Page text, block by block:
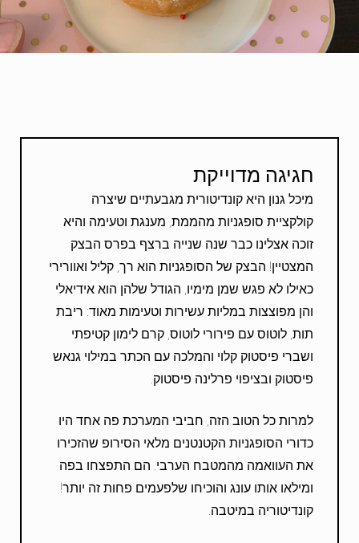
חגיגה מדוייקת
מיכל גנון היא קונדיטורית מגבעתיים שיצרה
קולקציית סופגניות מהממת, מענגת וטעימה והיא
זוכה אצלינו כבר שנה שנייה ברצף בפרס הבצק
המצטיין! הבצק של הסופגניות הוא רך, קליל ואוורירי
כאילו לא פגש שמן מימיו, הגודל שלהן הוא אידיאלי
והן מפוצצות במליות עשירות וטעימות מאוד: ריבת
תות, לוטוס עם פירורי לוטוס, קרם לימון קטיפתי
ושברי פיסטוק קלוי והמלכה עם הכתר במילוי גנאש
פיסטוק ובציפוי פרלינה פיסטוק.
למרות כל הטוב הזה, חביבי המערכת פה אחד היו
כדורי הסופגניות הקטנטנים מלאי הסירופ שהזכירו
את העוואמה מהמטבח הערבי. הם התפצחו בפה
ומילאו אותו עונג והוכיחו שלפעמים פחות זה יותר!
קונדיטוריה במיטבה.